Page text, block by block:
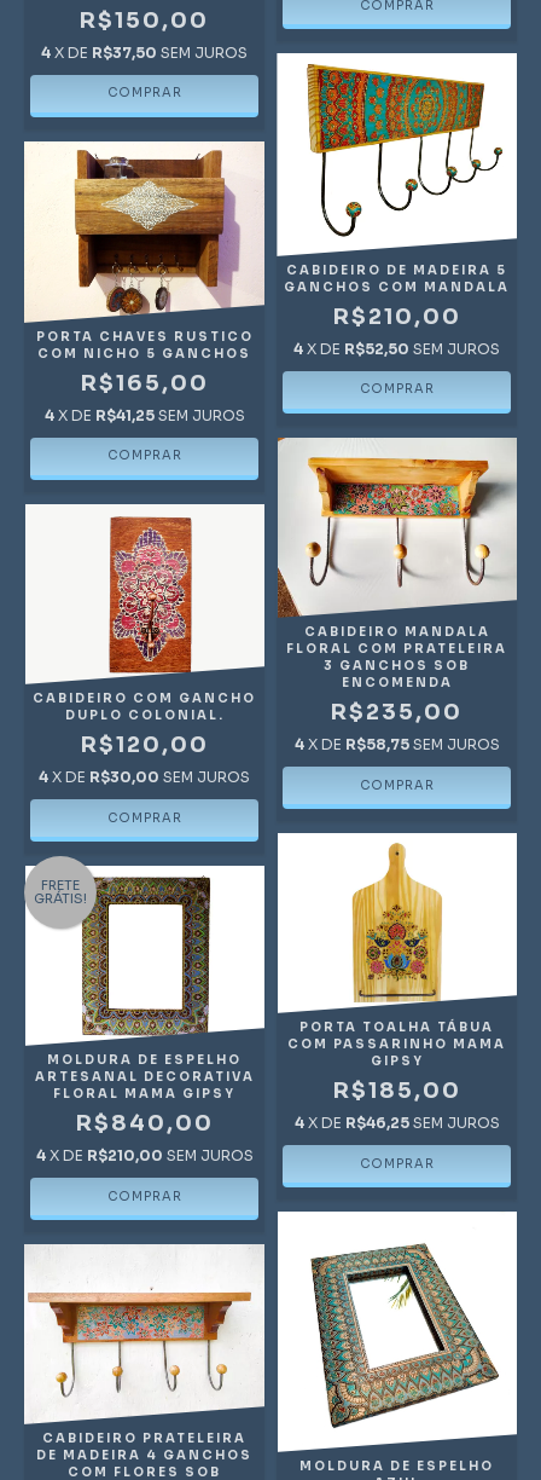
R$150,00
4 X DE R$37,50 SEM JUROS
PORTA CHAVES RUSTICO
COM NICHO 5 GANCHOS
R$165,00
4 X DE R$41,25 SEM JUROS
CABIDEIRO DE MADEIRA 5
GANCHOS COM MANDALA
R$210,00
4 X DE R$52,50 SEM JUROS
CABIDEIRO COM GANCHO
DUPLO COLONIAL.
R$120,00
4 X DE R$30,00 SEM JUROS
CABIDEIRO MANDALA
FLORAL COM PRATELEIRA
3 GANCHOS SOB
ENCOMENDA
R$235,00
4 X DE R$58,75 SEM JUROS
FRETE
GRÁTIS!
MOLDURA DE ESPELHO
ARTESANAL DECORATIVA
FLORAL MAMA GIPSY
R$840,00
4 X DE R$210,00 SEM JUROS
PORTA TOALHA TÁBUA
COM PASSARINHO MAMA
GIPSY
R$185,00
4 X DE R$46,25 SEM JUROS
CABIDEIRO PRATELEIRA
DE MADEIRA 4 GANCHOS
COM FLORES SOB
MOLDURA DE ESPELHO